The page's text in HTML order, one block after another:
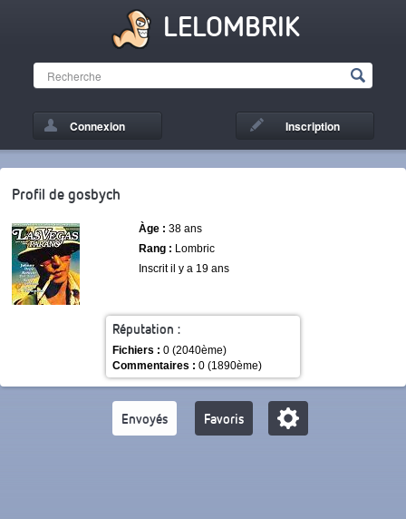
LELOMBRIK
Connexion Inscription
Réputation :
Fichiers : 0 (2040ème)
Commentaires : 0 (1890ème)
Profil de gosbych
Àge : 38 ans
Rang : Lombric
Inscrit il y a 19 ans
Envoyés Favoris